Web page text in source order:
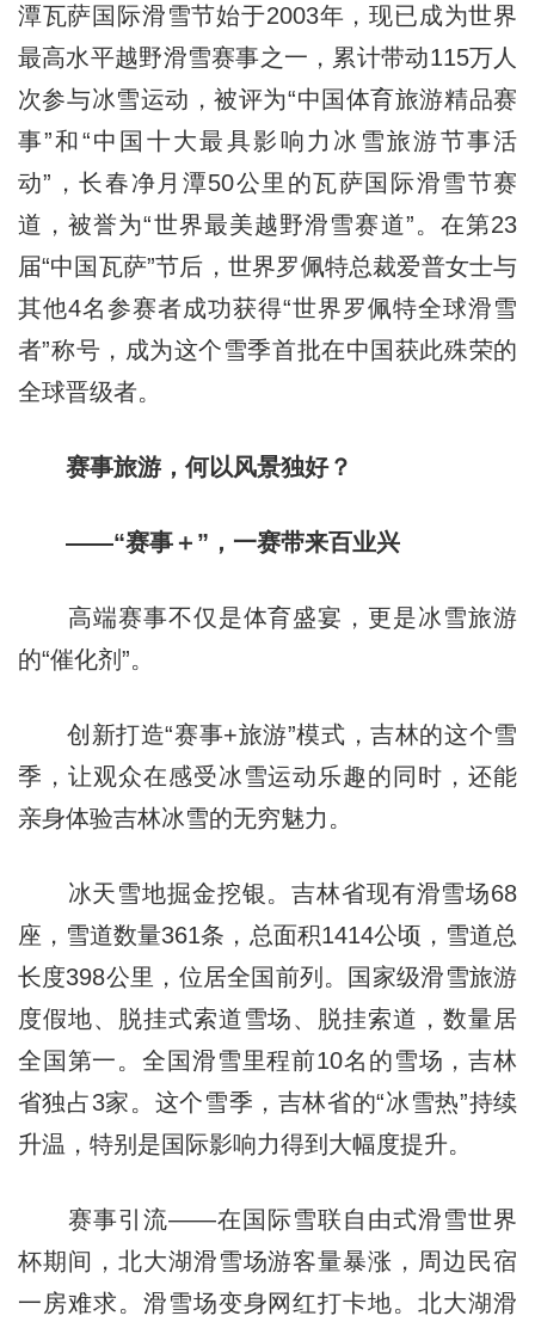
潭瓦萨国际滑雪节始于2003年，现已成为世界
最高水平越野滑雪赛事之一，累计带动115万人
次参与冰雪运动，被评为“中国体育旅游精品赛
事”和“中国十大最具影响力冰雪旅游节事活
动”，长春净月潭50公里的瓦萨国际滑雪节赛
道，被誉为“世界最美越野滑雪赛道”。在第23
届“中国瓦萨”节后，世界罗佩特总裁爱普女士与
其他4名参赛者成功获得“世界罗佩特全球滑雪
者”称号，成为这个雪季首批在中国获此殊荣的
全球晋级者。
赛事旅游，何以风景独好？
——“赛事＋”，一赛带来百业兴
高端赛事不仅是体育盛宴，更是冰雪旅游
的“催化剂”。
创新打造“赛事+旅游”模式，吉林的这个雪
季，让观众在感受冰雪运动乐趣的同时，还能
亲身体验吉林冰雪的无穷魅力。
冰天雪地掘金挖银。吉林省现有滑雪场68
座，雪道数量361条，总面积1414公顷，雪道总
长度398公里，位居全国前列。国家级滑雪旅游
度假地、脱挂式索道雪场、脱挂索道，数量居
全国第一。全国滑雪里程前10名的雪场，吉林
省独占3家。这个雪季，吉林省的“冰雪热”持续
升温，特别是国际影响力得到大幅度提升。
赛事引流——在国际雪联自由式滑雪世界
杯期间，北大湖滑雪场游客量暴涨，周边民宿
一房难求。滑雪场变身网红打卡地。北大湖滑